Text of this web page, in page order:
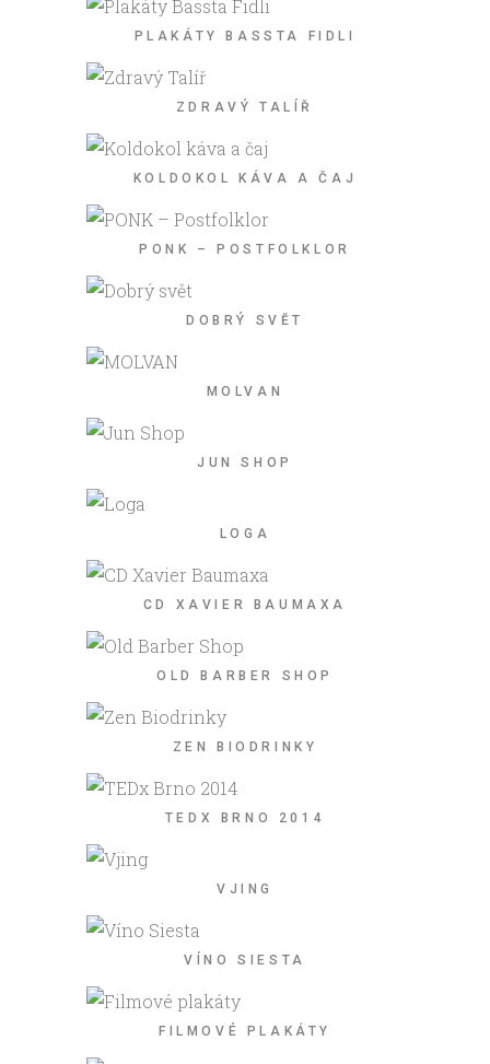
PLAKÁTY BASSTA FIDLI
ZDRAVÝ TALÍŘ
KOLDOKOL KÁVA A ČAJ
PONK – POSTFOLKLOR
DOBRÝ SVĚT
MOLVAN
JUN SHOP
LOGA
CD XAVIER BAUMAXA
OLD BARBER SHOP
ZEN BIODRINKY
TEDX BRNO 2014
VJING
VÍNO SIESTA
FILMOVÉ PLAKÁTY